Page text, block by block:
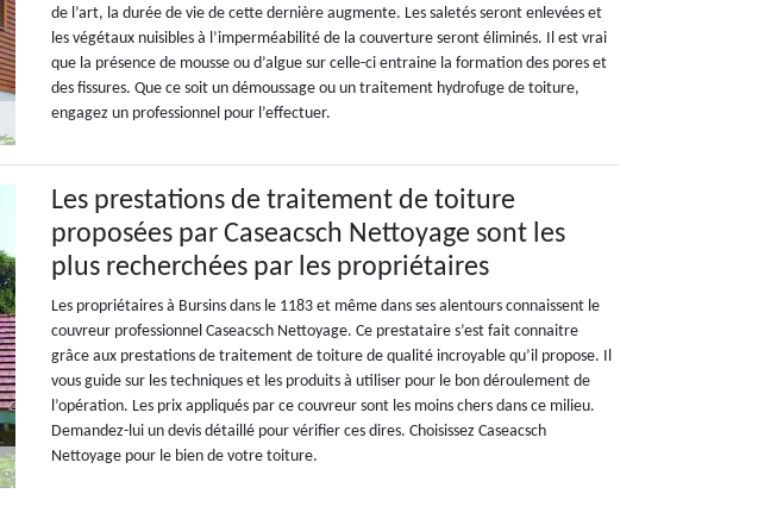
de l’art, la durée de vie de cette dernière augmente. Les saletés seront enlevées et
les végétaux nuisibles à l’imperméabilité de la couverture seront éliminés. Il est vrai
que la présence de mousse ou d’algue sur celle-ci entraine la formation des pores et
des fissures. Que ce soit un démoussage ou un traitement hydrofuge de toiture,
engagez un professionnel pour l’effectuer.
Les prestations de traitement de toiture
proposées par Caseacsch Nettoyage sont les
plus recherchées par les propriétaires
Les propriétaires à Bursins dans le 1183 et même dans ses alentours connaissent le
couvreur professionnel Caseacsch Nettoyage. Ce prestataire s’est fait connaitre
grâce aux prestations de traitement de toiture de qualité incroyable qu’il propose. Il
vous guide sur les techniques et les produits à utiliser pour le bon déroulement de
l’opération. Les prix appliqués par ce couvreur sont les moins chers dans ce milieu.
Demandez-lui un devis détaillé pour vérifier ces dires. Choisissez Caseacsch
Nettoyage pour le bien de votre toiture.